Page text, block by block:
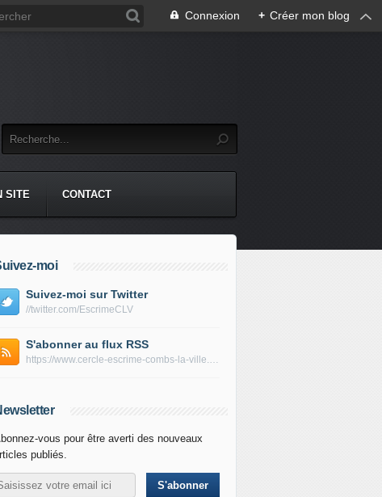
Connexion + Créer mon blog
SITE CONTACT
moi
Suivez-moi sur Twitter
//twitter.com/EscrimeCLV
S'abonner au flux RSS
https://www.cercle-escrime-combs-la-ville.fr/rss
vous pour être averti des nouveaux
publiés.